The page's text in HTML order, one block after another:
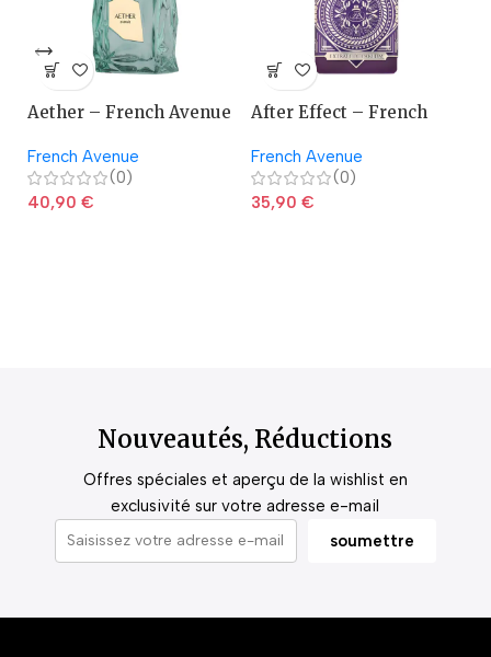
Aether – French Avenue
French Avenue
(0)
40,90 €
After Effect – French
French Avenue
(0)
35,90 €
Nouveautés, Réductions
Offres spéciales et aperçu de la wishlist en
exclusivité sur votre adresse e-mail